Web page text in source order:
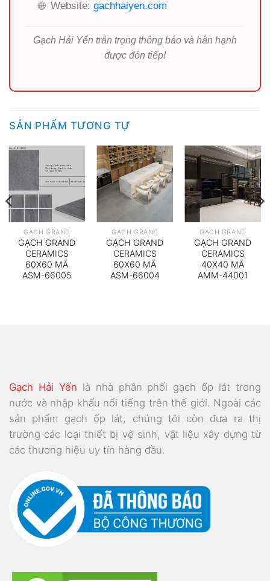
🌐 Website: gachhaiyen.com
Gạch Hải Yến trân trọng thông báo và hân hạnh
được đón tiếp!
SẢN PHẨM TƯƠNG TỰ
GẠCH GRAND
GẠCH GRAND
CERAMICS
60X60 MÃ
ASM-66005
GẠCH GRAND
GẠCH GRAND
CERAMICS
60X60 MÃ
ASM-66004
GẠCH GRAND
GẠCH GRAND
CERAMICS
40X40 MÃ
AMM-44001
Gạch Hải Yến là nhà phân phối gạch ốp lát trong
nước và nhập khẩu nổi tiếng trên thế giới. Ngoài các
sản phẩm gạch ốp lát, chúng tôi còn đưa ra thị
trường các loại thiết bị vệ sinh, vật liệu xây dựng từ
các thương hiệu uy tín hàng đầu.